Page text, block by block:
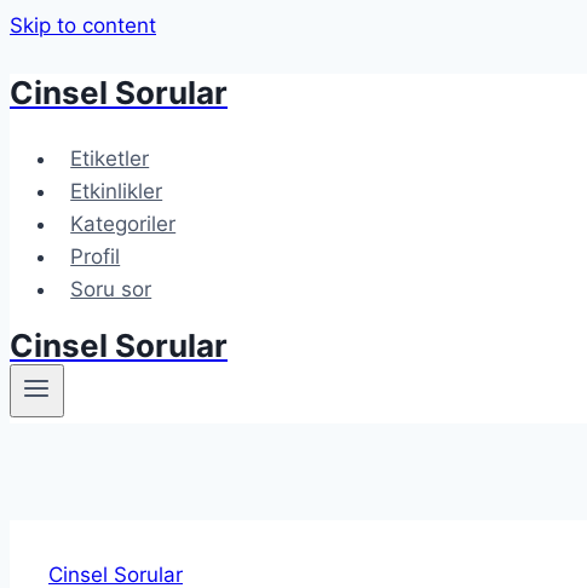
Skip to content
Cinsel Sorular
Etiketler
Etkinlikler
Kategoriler
Profil
Soru sor
Cinsel Sorular
Cinsel Sorular